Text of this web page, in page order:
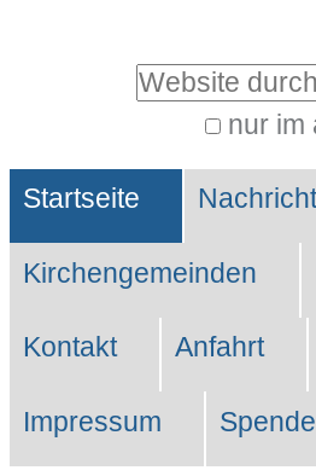
Direkt
zur
Navigation
Website durchsuchen
nur im
Suche…
Sektionen
Startseite
Kirchengemeinden
Kontakt Anfahrt
Impressum